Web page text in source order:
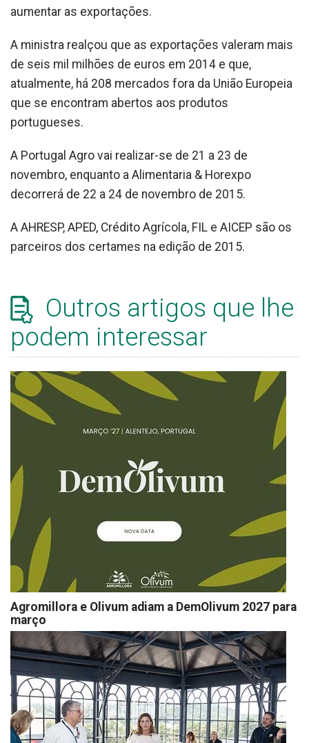
aumentar as exportações.
A ministra realçou que as exportações valeram mais
de seis mil milhões de euros em 2014 e que,
atualmente, há 208 mercados fora da União Europeia
que se encontram abertos aos produtos
portugueses.
A Portugal Agro vai realizar-se de 21 a 23 de
novembro, enquanto a Alimentaria & Horexpo
decorrerá de 22 a 24 de novembro de 2015.
A AHRESP, APED, Crédito Agrícola, FIL e AICEP são os
parceiros dos certames na edição de 2015.
Outros artigos que lhe
podem interessar
Agromillora e Olivum adiam a DemOlivum 2027 para
março